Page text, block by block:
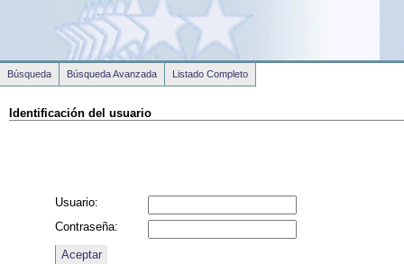
Identificación del usuario
Usuario:
Contraseña:
Búsqueda Búsqueda Avanzada Listado Completo